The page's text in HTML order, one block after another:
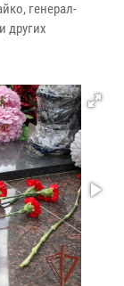
генерал-
других